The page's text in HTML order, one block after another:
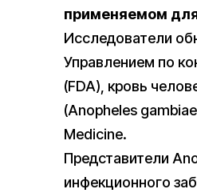
применяемом
Исследователи
Управлением по
(FDA), кровь
(Anopheles
Medicine.
Представители
инфекционного